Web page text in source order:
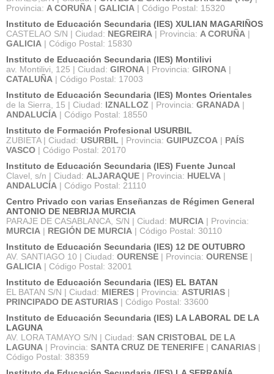
Provincia: A CORUÑA | GALICIA | Código Postal: 15320
Instituto de Educación Secundaria (IES) XULIAN MAGARIÑOS
CASTELAO S/N | Ciudad: NEGREIRA | Provincia: A CORUÑA |
GALICIA | Código Postal: 15830
Instituto de Educación Secundaria (IES) Montilivi
av. Montilivi, 125 | Ciudad: GIRONA | Provincia: GIRONA |
CATALUÑA | Código Postal: 17003
Instituto de Educación Secundaria (IES) Montes Orientales
de la Sierra, 15 | Ciudad: IZNALLOZ | Provincia: GRANADA |
ANDALUCÍA | Código Postal: 18550
Instituto de Formación Profesional USURBIL
ZUBIETA | Ciudad: USURBIL | Provincia: GUIPUZCOA | PAÍS
VASCO | Código Postal: 20170
Instituto de Educación Secundaria (IES) Fuente Juncal
Clavel, s/n | Ciudad: ALJARAQUE | Provincia: HUELVA |
ANDALUCÍA | Código Postal: 21110
Centro Privado con varias Enseñanzas de Régimen General
ANTONIO DE NEBRIJA MURCIA
PARAJE DE CASABLANCA, S/N | Ciudad: MURCIA | Provincia:
MURCIA | REGIÓN DE MURCIA | Código Postal: 30110
Instituto de Educación Secundaria (IES) 12 DE OUTUBRO
AV. SANTIAGO 10 | Ciudad: OURENSE | Provincia: OURENSE |
GALICIA | Código Postal: 32001
Instituto de Educación Secundaria (IES) EL BATAN
EL BATAN S/N | Ciudad: MIERES | Provincia: ASTURIAS |
PRINCIPADO DE ASTURIAS | Código Postal: 33600
Instituto de Educación Secundaria (IES) LA LABORAL DE LA
LAGUNA
AV. LORA TAMAYO S/N | Ciudad: SAN CRISTOBAL DE LA
LAGUNA | Provincia: SANTA CRUZ DE TENERIFE | CANARIAS |
Código Postal: 38359